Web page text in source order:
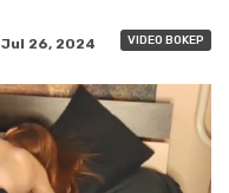
VIDEO BOKEP
Jul 26, 2024